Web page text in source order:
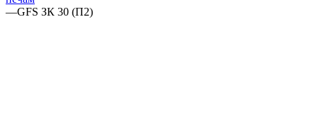
—GFS ЗК 30 (П2)